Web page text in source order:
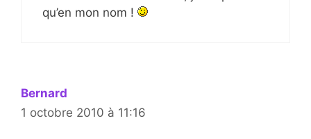
qu’en mon nom !
Bernard
1 octobre 2010 à 11:16